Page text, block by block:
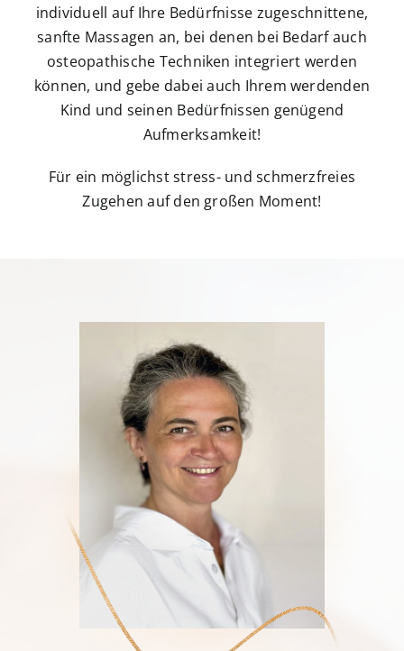
individuell auf Ihre Bedürfnisse zugeschnittene,
sanfte Massagen an, bei denen bei Bedarf auch
osteopathische Techniken integriert werden
können, und gebe dabei auch Ihrem werdenden
Kind und seinen Bedürfnissen genügend
Aufmerksamkeit!
Für ein möglichst stress- und schmerzfreies
Zugehen auf den großen Moment!